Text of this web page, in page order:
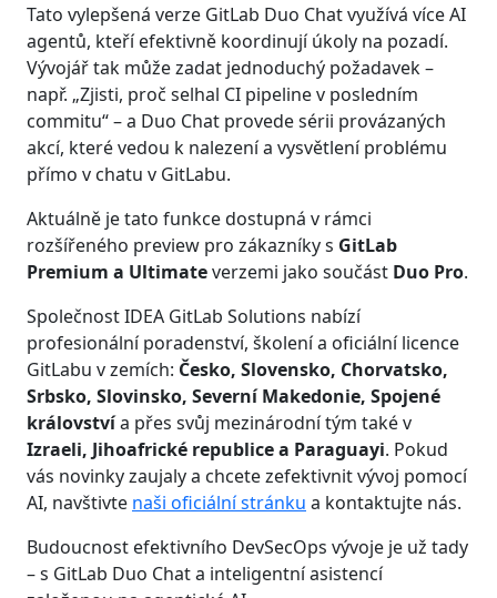
Tato vylepšená verze GitLab Duo Chat využívá více AI
agentů, kteří efektivně koordinují úkoly na pozadí.
Vývojář tak může zadat jednoduchý požadavek –
např. „Zjisti, proč selhal CI pipeline v posledním
commitu“ – a Duo Chat provede sérii provázaných
akcí, které vedou k nalezení a vysvětlení problému
přímo v chatu v GitLabu.
Aktuálně je tato funkce dostupná v rámci
rozšířeného preview pro zákazníky s GitLab
Premium a Ultimateverzemi jako součást Duo Pro.
Společnost IDEA GitLab Solutions nabízí
profesionální poradenství, školení a oficiální licence
GitLabu v zemích: Česko, Slovensko, Chorvatsko,
Srbsko, Slovinsko, Severní Makedonie, Spojené
královstvía přes svůj mezinárodní tým také v
Izraeli, Jihoafrické republice a Paraguayi. Pokud
vás novinky zaujaly a chcete zefektivnit vývoj pomocí
AI, navštivte naši oficiální stránku a kontaktujte nás.
Budoucnost efektivního DevSecOps vývoje je už tady
– s GitLab Duo Chat a inteligentní asistencí